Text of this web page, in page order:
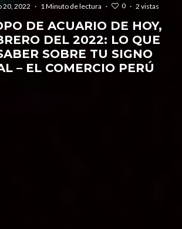
20, 2022 · 1 Minuto de lectura · 0 · 2 vistas
DE ACUARIO DE HOY,
DEL 2022: LO QUE
SOBRE TU SIGNO
– EL COMERCIO PERÚ